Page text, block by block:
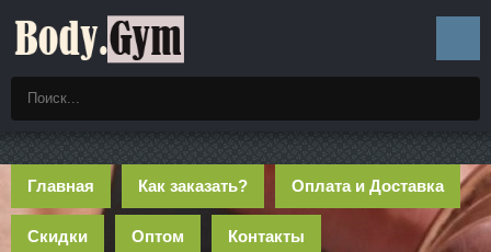
Главная Как заказать? Оплата и Доставка
Скидки Оптом Контакты